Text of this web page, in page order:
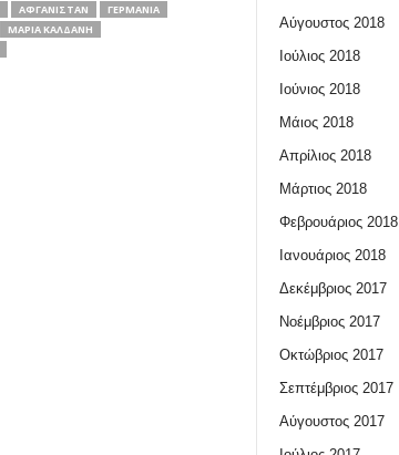
ΑΦΓΑΝΙΣΤΆΝ
ΓΕΡΜΑΝΊΑ
ΜΑΡΊΑ ΚΑΛΔΆΝΗ
Αύγουστος 2018
Ιούλιος 2018
Ιούνιος 2018
Μάιος 2018
Απρίλιος 2018
Μάρτιος 2018
Φεβρουάριος 2018
Ιανουάριος 2018
Δεκέμβριος 2017
Νοέμβριος 2017
Οκτώβριος 2017
Σεπτέμβριος 2017
Αύγουστος 2017